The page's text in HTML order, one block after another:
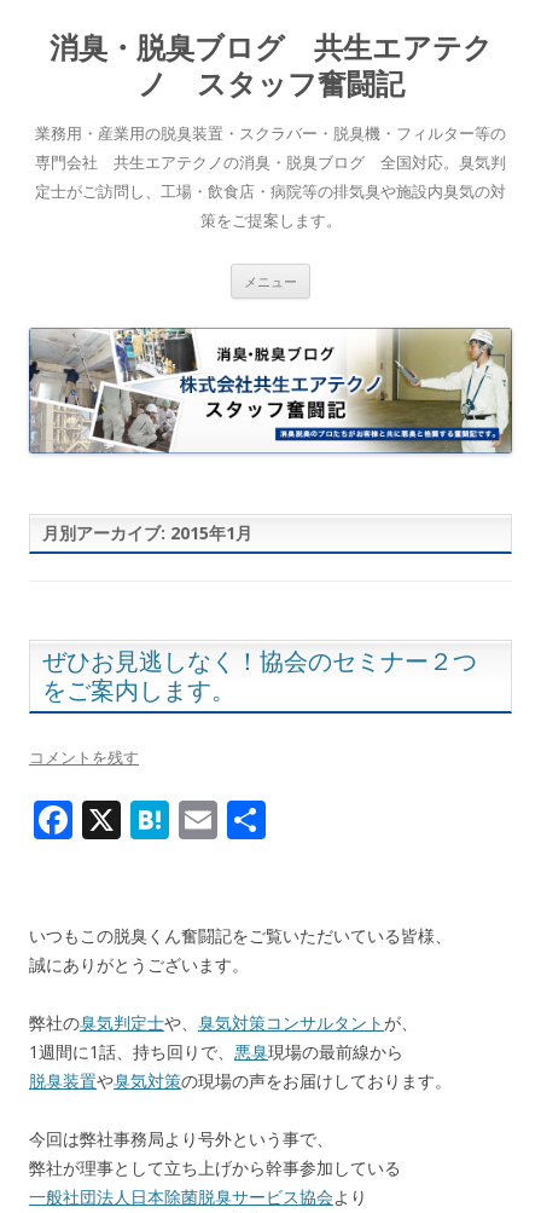
消臭・脱臭ブログ 共生エアテク
ノ スタッフ奮闘記
業務用・産業用の脱臭装置・スクラバー・脱臭機・フィルター等の
専門会社 共生エアテクノの消臭・脱臭ブログ 全国対応。臭気判
定士がご訪問し、工場・飲食店・病院等の排気臭や施設内臭気の対
策をご提案します。
メニュー
月別アーカイブ: 2015年1月
ぜひお見逃しなく！協会のセミナー２つ
をご案内します。
コメントを残す
F
b
o
o
k
X H
n
a
E
l
いつもこの脱臭くん奮闘記をご覧いただいている皆様、
誠にありがとうございます。
弊社の臭気判定士や、 臭気対策コンサルタントが、
1週間に1話、持ち回りで、 悪臭現場の最前線から
脱臭装置や臭気対策の現場の声をお届けしております。
今回は弊社事務局より号外という事で、
弊社が理事として立ち上げから幹事参加している
一般社団法人日本除菌脱臭サービス協会より